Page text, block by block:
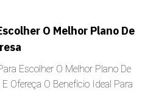
O Melhor Plano De
Escolher O Melhor Plano De
Ofereça O Benefício Ideal Para